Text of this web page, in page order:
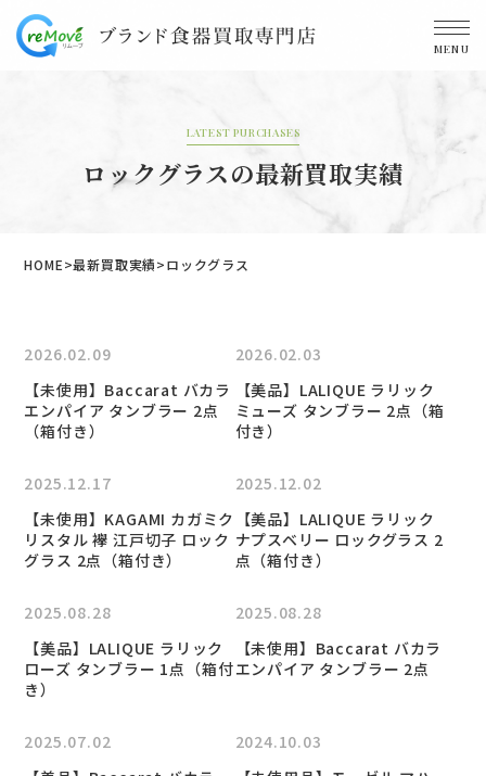
MENU
LATEST PURCHASES
ロックグラスの最新買取実績
HOME 最新買取実績 ロックグラス
2026.02.09
【未使用】Baccarat バカラ
エンパイア タンブラー 2点
（箱付き）
2026.02.03
【美品】LALIQUE ラリック
ミューズ タンブラー 2点（箱
付き）
2025.12.17
【未使用】KAGAMI カガミク
リスタル 襷 江戸切子 ロック
グラス 2点（箱付き）
2025.12.02
【美品】LALIQUE ラリック
ナプスベリー ロックグラス 2
点（箱付き）
2025.08.28
【美品】LALIQUE ラリック
ローズ タンブラー 1点（箱付
き）
2025.08.28
【未使用】Baccarat バカラ
エンパイア タンブラー 2点
2025.07.02
2024.10.03